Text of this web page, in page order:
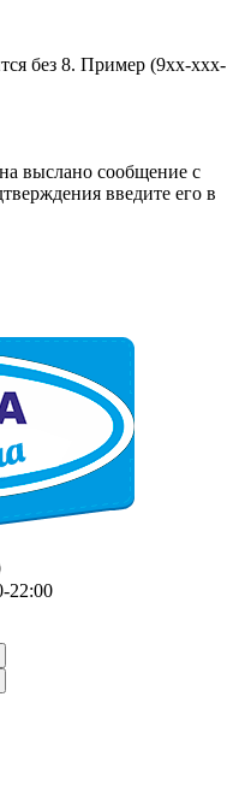
без 8. Пример (9хх-ххх-
выслано сообщение с
введите его в
22:00